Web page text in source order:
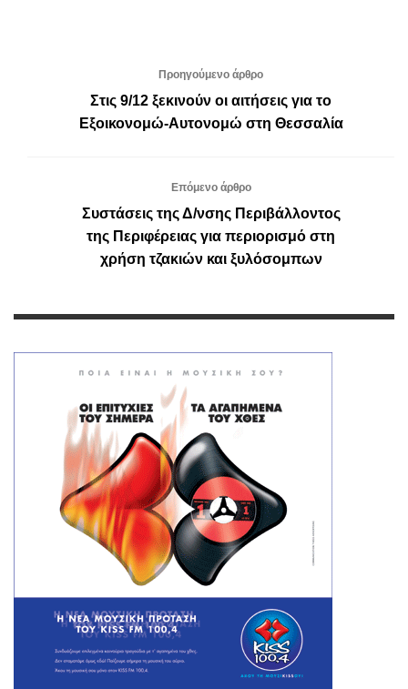
Προηγούμενο άρθρο
Στις 9/12 ξεκινούν οι αιτήσεις για το
Εξοικονομώ-Αυτονομώ στη Θεσσαλία
Επόμενο άρθρο
Συστάσεις της Δ/νσης Περιβάλλοντος
της Περιφέρειας για περιορισμό στη
χρήση τζακιών και ξυλόσομπων